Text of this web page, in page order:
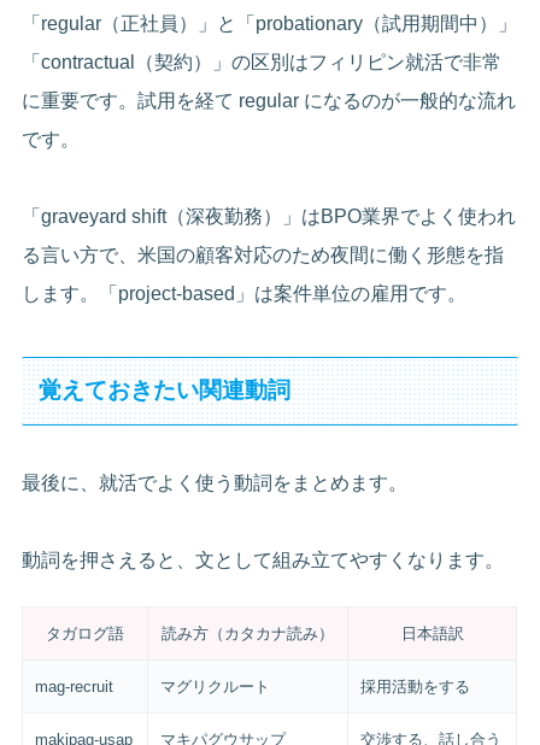
「regular（正社員）」と「probationary（試用期間中）」
「contractual（契約）」の区別はフィリピン就活で非常
に重要です。試用を経て regular になるのが一般的な流れ
です。
「graveyard shift（深夜勤務）」はBPO業界でよく使われ
る言い方で、米国の顧客対応のため夜間に働く形態を指
します。「project-based」は案件単位の雇用です。
覚えておきたい関連動詞
最後に、就活でよく使う動詞をまとめます。
動詞を押さえると、文として組み立てやすくなります。
タガログ語 読み方（カタカナ読み） 日本語訳
mag-recruit マグリクルート 採用活動をする
makipag-usap マキパグウサップ 交渉する、話し合う